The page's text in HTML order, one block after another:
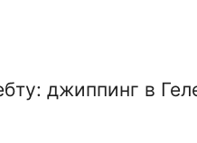
джиппинг в